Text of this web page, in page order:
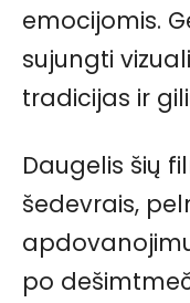
emocijomis.
sujungti
tradicijas ir
Daugelis šių
šedevrais,
po